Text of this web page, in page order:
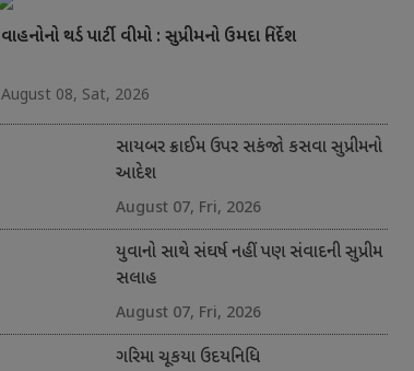
વાહનોનો થર્ડ પાર્ટી વીમો : સુપ્રીમનો ઉમદા નિર્દેશ
August 08, Sat, 2026
સાયબર ક્રાઈમ ઉપર સકંજો કસવા સુપ્રીમનો
આદેશ
August 07, Fri, 2026
યુવાનો સાથે સંઘર્ષ નહીં પણ સંવાદની સુપ્રીમ
સલાહ
August 07, Fri, 2026
ગરિમા ચૂકયા ઉદયનિધિ